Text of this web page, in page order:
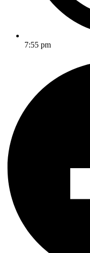
7:55 pm